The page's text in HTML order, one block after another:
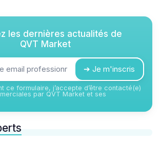
les dernières actualités de
QVT Market
➔ Je m'inscris
ce formulaire, j’accepte d’être contacté(e)
par QVT Market et ses